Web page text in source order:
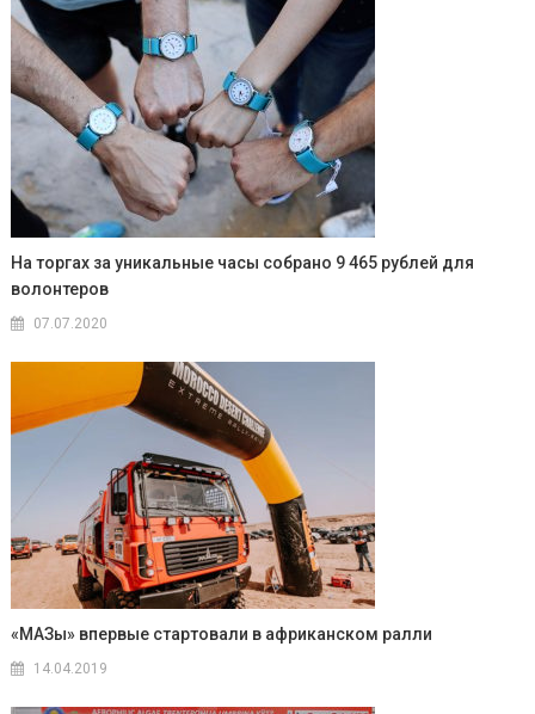
На торгах за уникальные часы собрано 9 465 рублей для
волонтеров
07.07.2020
«МАЗы» впервые стартовали в африканском ралли
14.04.2019